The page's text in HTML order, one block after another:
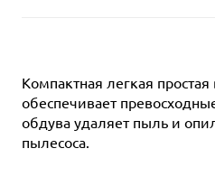
Компактная легкая
обеспечивает
обдува удаляет пыль и
пылесоса.